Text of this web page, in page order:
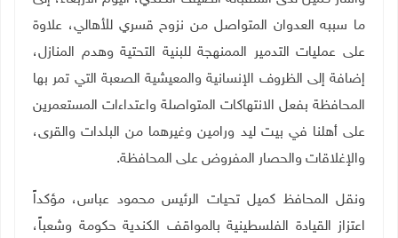
ما سببه العدوان المتواصل من نزوح قسري للأهالي، علاوة
على عمليات التدمير الممنهجة للبنية التحتية وهدم المنازل،
إضافة إلى الظروف الإنسانية والمعيشية الصعبة التي تمر بها
المحافظة بفعل الانتهاكات المتواصلة واعتداءات المستعمرين
على أهلنا في بيت ليد ورامين وغيرهما من البلدات والقرى،
والإغلاقات والحصار المفروض على المحافظة.
ونقل المحافظ كميل تحيات الرئيس محمود عباس، مؤكداً
اعتزاز القيادة الفلسطينية بالمواقف الكندية حكومة وشعباً،